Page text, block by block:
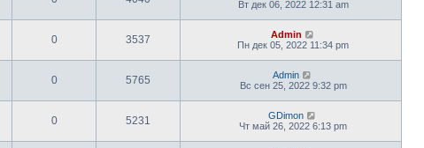
Вт дек 06, 2022 12:31 am
0 3537
Admin
Пн дек 05, 2022 11:34 pm
0 5765
Admin
Вс сен 25, 2022 9:32 pm
0 5231
GDimon
Чт май 26, 2022 6:13 pm